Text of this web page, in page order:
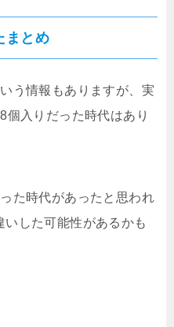
まとめ
う情報もありますが、実
個入りだった時代はあり
た時代があったと思われ
した可能性があるかも